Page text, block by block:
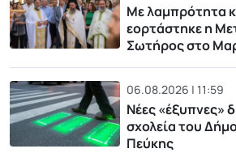
Με λαμπρότητα
εορτάστηκε η
Σωτήρος στο
06.08.2026 | 11:59
Νέες «έξυπνες»
σχολεία του
Πεύκης